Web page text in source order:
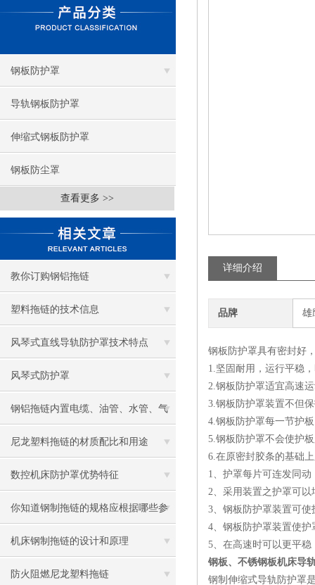
钢板防护罩
导轨钢板防护罩
伸缩式钢板防护罩
钢板防尘罩
查看更多 >>
教你订购钢铝拖链
塑料拖链的技术信息
风琴式直线导轨防护罩技术特点
风琴式防护罩
钢铝拖链内置电缆、油管、水管、气
管的放置原则
尼龙塑料拖链的材质配比和用途
数控机床防护罩优势特征
你知道钢制拖链的规格应根据哪些参
数确定吗？
机床钢制拖链的设计和原理
防火阻燃尼龙塑料拖链
详细介绍
品牌 雄
钢板防护罩具有密封好
1.坚固耐用，运行平稳
2.钢板防护罩适宜高速
3.钢板防护罩装置不但
4.钢板防护罩每一节护
5.钢板防护罩不会使护
6.在原密封胶条的基础
1、护罩每片可连发同
2、采用装置之护罩可以
3、钢板防护罩装置可使
4、钢板防护罩装置使
5、在高速时可以更平
钢板、不锈钢板机床导
钢制伸缩式导轨防护罩